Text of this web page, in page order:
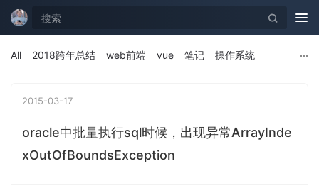
All
2018跨年总结 web前端 vue 笔记 操作系统
2015-03-17
oracle中批量执行sql时候，出现异常ArrayInde
xOutOfBoundsException